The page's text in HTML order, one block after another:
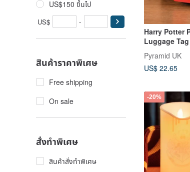
US$150 ขึ้นไป
US$ -
สินค้าราคาพิเศษ
Free shipping
On sale
สั่งทำพิเศษ
สินค้าสั่งทำพิเศษ
Harry Potter
Luggage
Address Label
Pyramid UK
US$ 22.65
-20%